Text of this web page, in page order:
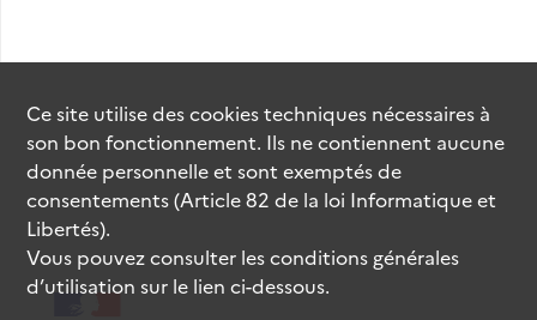
Ce site utilise descookiestechniques nécessaires à
son bon fonctionnement. Ils ne contiennent aucune
donnée personnelle et sont exemptés de
consentements (Article 82 de la loi Informatique et
Libertés).
Vous pouvez consulter les conditions générales
d’utilisation sur le lien ci-dessous.